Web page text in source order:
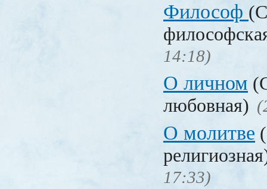
Философ
14:18)
О личном
любовная)
О молитве
17:33)